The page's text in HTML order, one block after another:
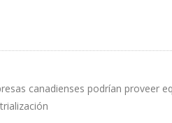
canadienses podrían proveer